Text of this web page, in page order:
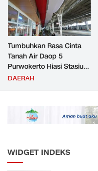
Tumbuhkan Rasa Cinta
Tanah Air Daop 5
Purwokerto Hiasi Stasiun
dengan Ornamen
DAERAH
WIDGET INDEKS